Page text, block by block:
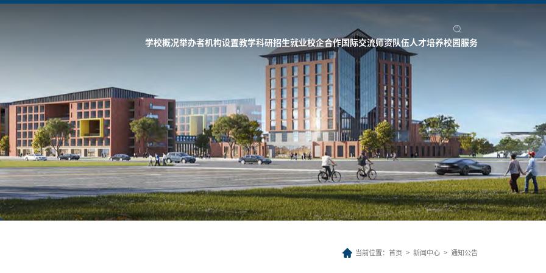
学校概况举办者机构设置教学科研招生就业校企合作国际交流师资队伍 人才培养校园服务
当前位置： 首页 > 新闻中心 > 通知公告